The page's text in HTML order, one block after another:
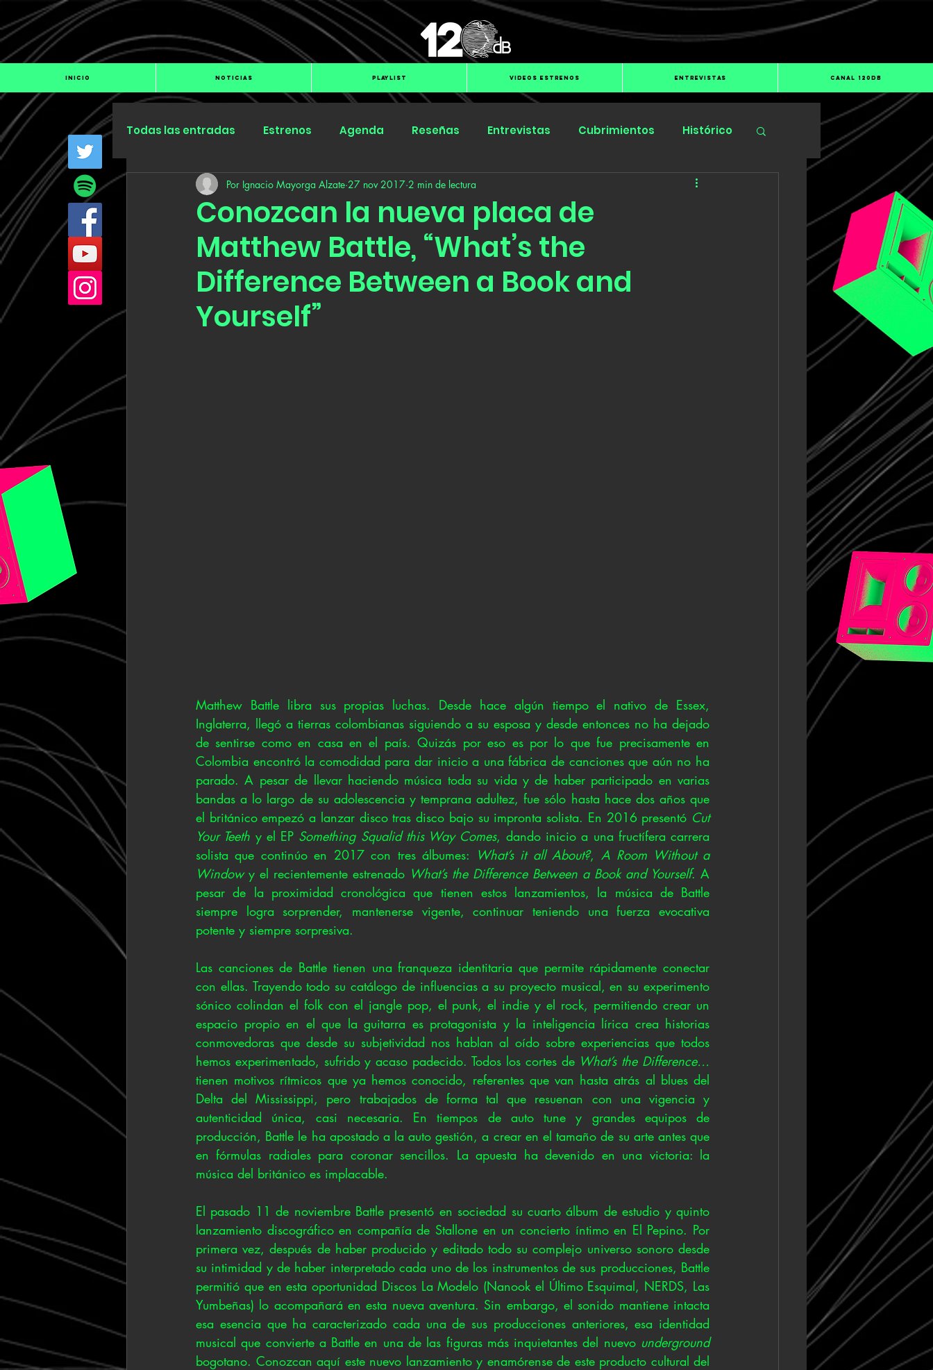
INICIO NOTICIAS PLAYLIST VIDEOS ESTRENOS ENTREVISTAS CANAL 120dB
Todas las entradas Estrenos Agenda Reseñas Entrevistas Cubrimientos Histórico
Industria Especiales Submit Hub Groover
Conozcan la nueva placa de
Matthew Battle, “What’s the
Difference Between a Book and
Yourself”
Por Ignacio Mayorga Alzate 27 nov 2017 2 min de lectura
Matthew Battle libra sus propias luchas. Desde hace algún tiempo el nativo de Essex,
Inglaterra, llegó a tierras colombianas siguiendo a su esposa y desde entonces no ha dejado
de sentirse como en casa en el país. Quizás por eso es por lo que fue precisamente en
Colombia encontró la comodidad para dar inicio a una fábrica de canciones que aún no ha
parado. A pesar de llevar haciendo música toda su vida y de haber participado en varias
bandas a lo largo de su adolescencia y temprana adultez, fue sólo hasta hace dos años que
el británico empezó a lanzar disco tras disco bajo su impronta solista. En 2016 presentó Cut
Your Teeth y el EP Something Squalid this Way Comes, dando inicio a una fructífera carrera
solista que continúo en 2017 con tres álbumes: What’s it all About?, A Room Without a
Window y el recientemente estrenado What’s the Difference Between a Book and Yourself. A
pesar de la proximidad cronológica que tienen estos lanzamientos, la música de Battle
siempre logra sorprender, mantenerse vigente, continuar teniendo una fuerza evocativa
potente y siempre sorpresiva.
Las canciones de Battle tienen una franqueza identitaria que permite rápidamente conectar
con ellas. Trayendo todo su catálogo de influencias a su proyecto musical, en su experimento
sónico colindan el folk con el jangle pop, el punk, el indie y el rock, permitiendo crear un
espacio propio en el que la guitarra es protagonista y la inteligencia lírica crea historias
conmovedoras que desde su subjetividad nos hablan al oído sobre experiencias que todos
hemos experimentado, sufrido y acaso padecido. Todos los cortes de What’s the Difference…
tienen motivos rítmicos que ya hemos conocido, referentes que van hasta atrás al blues del
Delta del Mississippi, pero trabajados de forma tal que resuenan con una vigencia y
autenticidad única, casi necesaria. En tiempos de auto tune y grandes equipos de
producción, Battle le ha apostado a la auto gestión, a crear en el tamaño de su arte antes que
en fórmulas radiales para coronar sencillos. La apuesta ha devenido en una victoria: la
música del británico es implacable.
El pasado 11 de noviembre Battle presentó en sociedad su cuarto álbum de estudio y quinto
lanzamiento discográfico en compañía de Stallone en un concierto íntimo en El Pepino. Por
primera vez, después de haber producido y editado todo su complejo universo sonoro desde
su intimidad y de haber interpretado cada uno de los instrumentos de sus producciones, Battle
permitió que en esta oportunidad Discos La Modelo (Nanook el Último Esquimal, NERDS, Las
Yumbeñas) lo acompañará en esta nueva aventura. Sin embargo, el sonido mantiene intacta
esa esencia que ha caracterizado cada una de sus producciones anteriores, esa identidad
musical que convierte a Battle en una de las figuras más inquietantes del nuevo underground
bogotano. Conozcan aquí este nuevo lanzamiento y enamórense de este producto cultural del